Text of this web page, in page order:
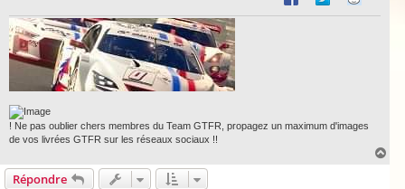
! Ne pas oublier chers membres du Team GTFR, propagez un maximum d'images
de vos livrées GTFR sur les réseaux sociaux !!
Répondre